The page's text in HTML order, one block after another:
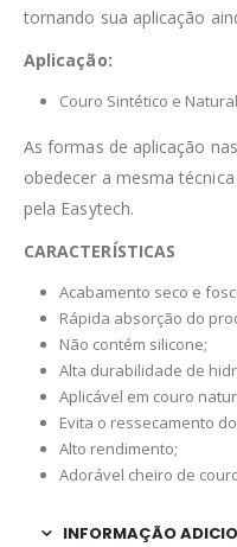
tornando sua aplicação
Aplicação:
Couro Sintético e
As formas de aplicação
obedecer a mesma
pela Easytech.
CARACTERÍSTICAS
Acabamento seco e
Rápida absorção do
Não contém silicone;
Alta durabilidade de
Aplicável em couro
Evita o ressecamento
Alto rendimento;
Adorável cheiro de
INFORMAÇÃO